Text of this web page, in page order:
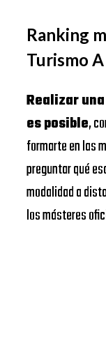
Ranking
Turismo
Realizar
es posible,
formarte en las
preguntar qué
modalidad a
los másteres